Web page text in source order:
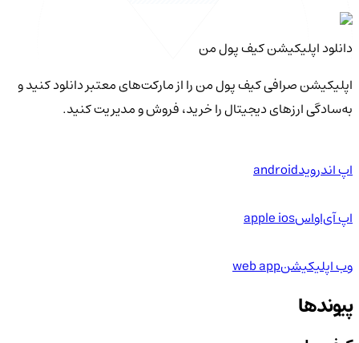
دانلود اپلیکیشن کیف‌ پول من
اپلیکیشن صرافی کیف پول من را از مارکت‌های معتبر دانلود کنید و
به‌سادگی ارزهای دیجیتال را خرید، فروش و مدیریت کنید.
اپ اندرویدandroid
اپ آی‌او‌اسapple ios
وب اپلیکیشنweb app
پیوندها